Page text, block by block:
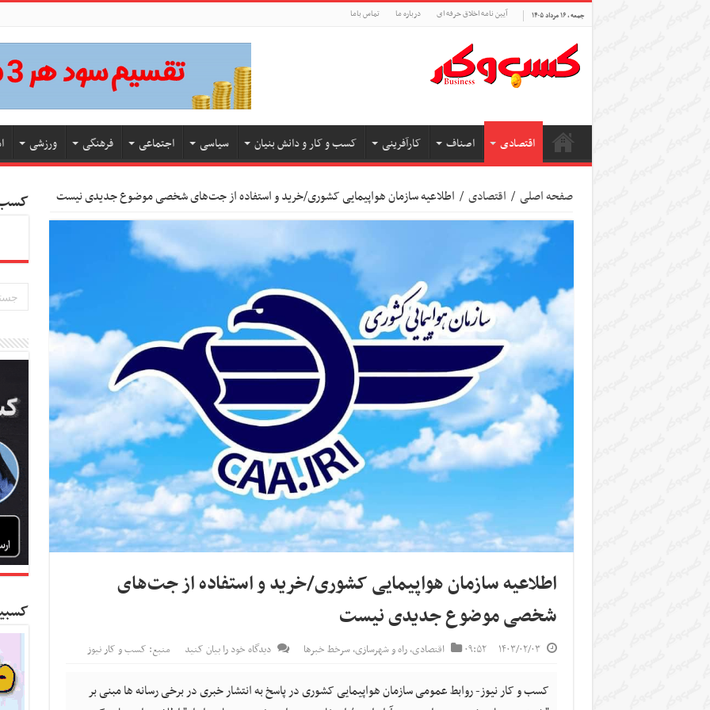
جمعه , ۱۶ مرداد ۱۴۰۵ آیین نامه اخلاق حرفه ای درباره ما تماس باما
اقتصادی اصناف کارآفرینی کسب و کار و دانش بنیان سیاسی اجتماعی فرهنگی ورزشی
صفحه اصلی / اقتصادی / اطلاعیه سازمان هواپیمایی کشوری/خرید و استفاده از جت‌های شخصی موضوع جدیدی نیست
اطلاعیه سازمان هواپیمایی کشوری/خرید و استفاده از جت‌های
شخصی موضوع جدیدی نیست
۱۴۰۳/۰۲/۰۳ ۰۹:۵۲ اقتصادی,راه و شهرسازی,سرخط خبرها دیدگاه خود را بیان کنید منبع: کسب و کار نیوز
کسب و کار نیوز- روابط عمومی سازمان هواپیمایی کشوری در پاسخ به انتشار خبری در برخی رسانه ها مبنی بر
کسب